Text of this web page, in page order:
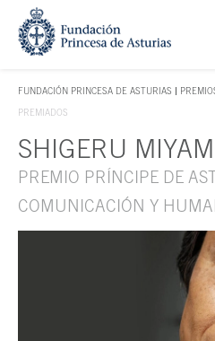
Saltar navegación. Ir directamente
FUNDACIÓN PRINCESA DE ASTURIAS
TECLA DE ACCESO 1
PREMIADOS
Contenido principal
SHIGERU
PREMIO PRÍNCIPE DE
COMUNICACIÓN Y